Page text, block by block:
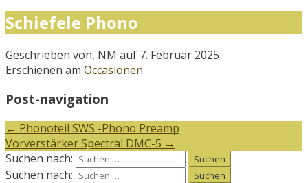
Schiefele Phono
Geschrieben von, NM auf 7. Februar 2025
Erschienen am Occasionen
Post-navigation
← Phonoteil SWS -Phono Preamp
Vorverstärker Spectral DMC-5 →
Suchen nach:
Suchen nach: